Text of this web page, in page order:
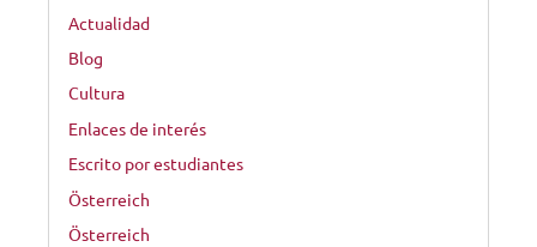
Actualidad
Blog
Cultura
Enlaces de interés
Escrito por estudiantes
Österreich
Österreich